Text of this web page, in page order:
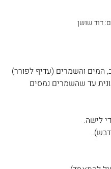
דוד שושן
והשמרים (עדיף לפורר)
עד שהשמרים נמסים
לישה.